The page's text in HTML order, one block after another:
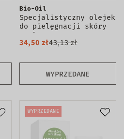
WYPRZEDANE
Bio-Oil
Specjalistyczny olejek
do pielęgnacji skóry
60ml
34,50 zł43,13 zł
WYPRZEDANE